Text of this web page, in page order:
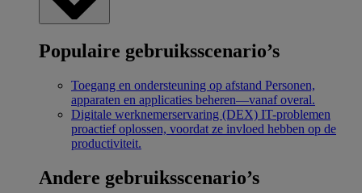
Populaire gebruiksscenario’s
Toegang en ondersteuning op afstand Personen,
apparaten en applicaties beheren—vanaf overal.
Digitale werknemerservaring (DEX) IT-problemen
proactief oplossen, voordat ze invloed hebben op de
productiviteit.
Andere gebruiksscenario’s